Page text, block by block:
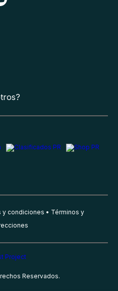
y condiciones
Términos y
Reservados.